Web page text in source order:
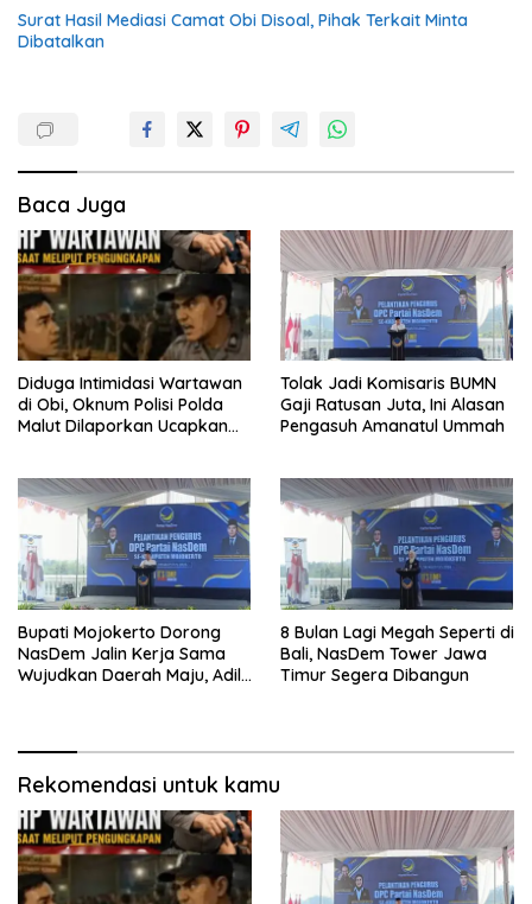
Surat Hasil Mediasi Camat Obi Disoal, Pihak Terkait Minta
Dibatalkan
Baca Juga
Diduga Intimidasi Wartawan
di Obi, Oknum Polisi Polda
Malut Dilaporkan Ucapkan
Tolak Jadi Komisaris BUMN
Gaji Ratusan Juta, Ini Alasan
Pengasuh Amanatul Ummah
Bupati Mojokerto Dorong
NasDem Jalin Kerja Sama
Wujudkan Daerah Maju, Adil,
8 Bulan Lagi Megah Seperti di
Bali, NasDem Tower Jawa
Timur Segera Dibangun
Rekomendasi untuk kamu